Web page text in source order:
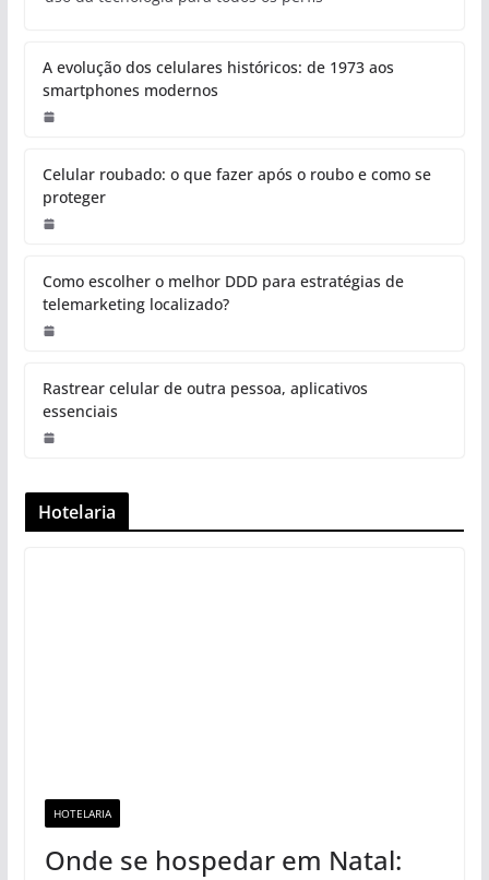
A evolução dos celulares históricos: de 1973 aos
smartphones modernos
Celular roubado: o que fazer após o roubo e como se
proteger
Como escolher o melhor DDD para estratégias de
telemarketing localizado?
Rastrear celular de outra pessoa, aplicativos
essenciais
Hotelaria
HOTELARIA
Onde se hospedar em Natal: